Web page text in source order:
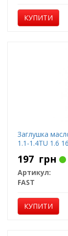
КУПИТИ
Заглушка
1.1-1.4TU 1.6
197 грн
Артикул:
FAST
КУПИТИ